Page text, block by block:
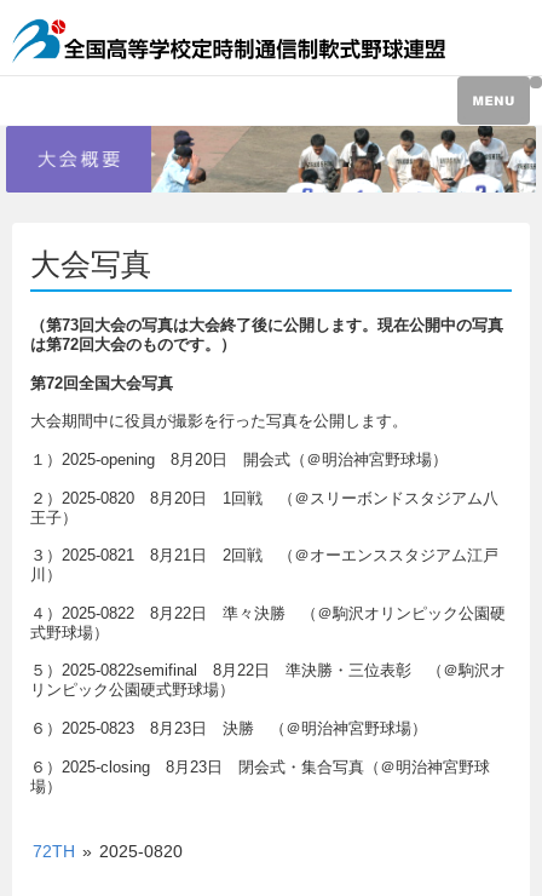
大会写真
（第73回大会の写真は大会終了後に公開します。現在公開中の写真
は第72回大会のものです。）
第72回全国大会写真
大会期間中に役員が撮影を行った写真を公開します。
１）2025-opening 8月20日 開会式（＠明治神宮野球場）
２）2025-0820 8月20日 1回戦 （＠スリーボンドスタジアム八
王子）
３）2025-0821 8月21日 2回戦 （＠オーエンススタジアム江戸
川）
４）2025-0822 8月22日 準々決勝 （＠駒沢オリンピック公園硬
式野球場）
５）2025-0822semifinal 8月22日 準決勝・三位表彰 （＠駒沢オ
リンピック公園硬式野球場）
６）2025-0823 8月23日 決勝 （＠明治神宮野球場）
６）2025-closing 8月23日 閉会式・集合写真（＠明治神宮野球
場）
72TH » 2025-0820